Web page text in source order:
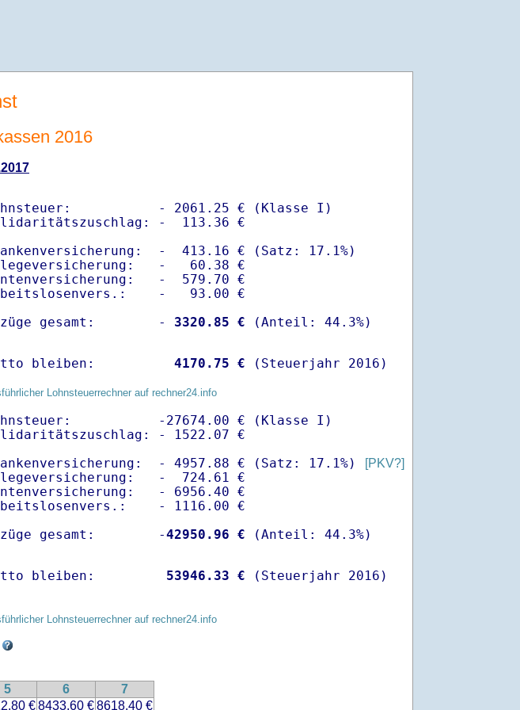
2016
- 2061.25 € (Klasse I)
-  113.36 €
-  413.16 € (Satz: 17.1%)
-   60.38 €
-  579.70 €
-   93.00 €
gesamt:        -
3320.85 €
bleiben: 4170.75 € (Steuerjahr 2016)
Lohnsteuerrechner auf rechner24.info
-27674.00 € (Klasse I)
- 1522.07 €
- 4957.88 € (Satz: 17.1%)
[PKV?]
-  724.61 €
- 6956.40 €
- 1116.00 €
gesamt:        -42950.96 €
bleiben: 53946.33 € (Steuerjahr 2016)
Lohnsteuerrechner auf rechner24.info
5 6
7
€8433.60 €8618.40 €